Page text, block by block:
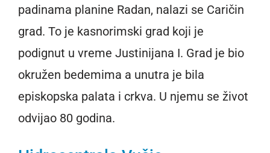
padinama planine Radan, nalazi se Caričin
grad. To je kasnorimski grad koji je
podignut u vreme Justinijana I. Grad je bio
okružen bedemima a unutra je bila
episkopska palata i crkva. U njemu se život
odvijao 80 godina.